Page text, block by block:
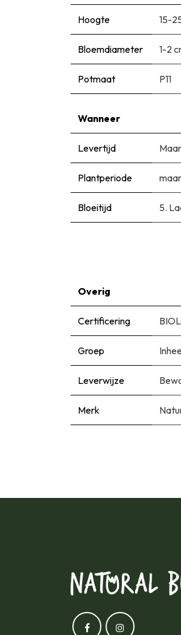
Hoogte 15-
Bloemdiameter 1-2
Potmaat P11
Wanneer
Levertijd
Plantperiode
Bloeitijd 5.
Overig
Certificering
Groep
Leverwijze
Merk